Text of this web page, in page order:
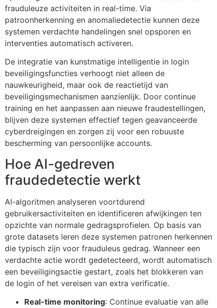
frauduleuze activiteiten in real-time. Via
patroonherkenning en anomaliedetectie kunnen deze
systemen verdachte handelingen snel opsporen en
interventies automatisch activeren.
De integratie van kunstmatige intelligentie in login
beveiligingsfuncties verhoogt niet alleen de
nauwkeurigheid, maar ook de reactietijd van
beveiligingsmechanismen aanzienlijk. Door continue
training en het aanpassen aan nieuwe fraudestellingen,
blijven deze systemen effectief tegen geavanceerde
cyberdreigingen en zorgen zij voor een robuuste
bescherming van persoonlijke accounts.
Hoe AI-gedreven
fraudedetectie werkt
AI-algoritmen analyseren voortdurend
gebruikersactiviteiten en identificeren afwijkingen ten
opzichte van normale gedragsprofielen. Op basis van
grote datasets leren deze systemen patronen herkennen
die typisch zijn voor frauduleus gedrag. Wanneer een
verdachte actie wordt gedetecteerd, wordt automatisch
een beveiligingsactie gestart, zoals het blokkeren van
de login of het vereisen van extra verificatie.
Real-time monitoring: Continue evaluatie van alle